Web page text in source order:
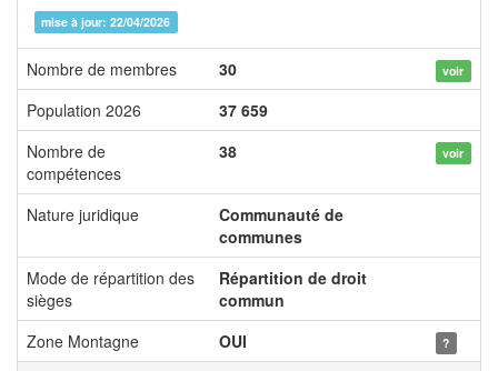
mise à jour: 22/04/2026
Nombre de membres 30 voir
Population 2026
37 659
Nombre de
compétences
38 voir
Nature juridique
Communauté de
communes
Mode de répartition des
sièges
Répartition de droit
commun
Zone Montagne
OUI ?